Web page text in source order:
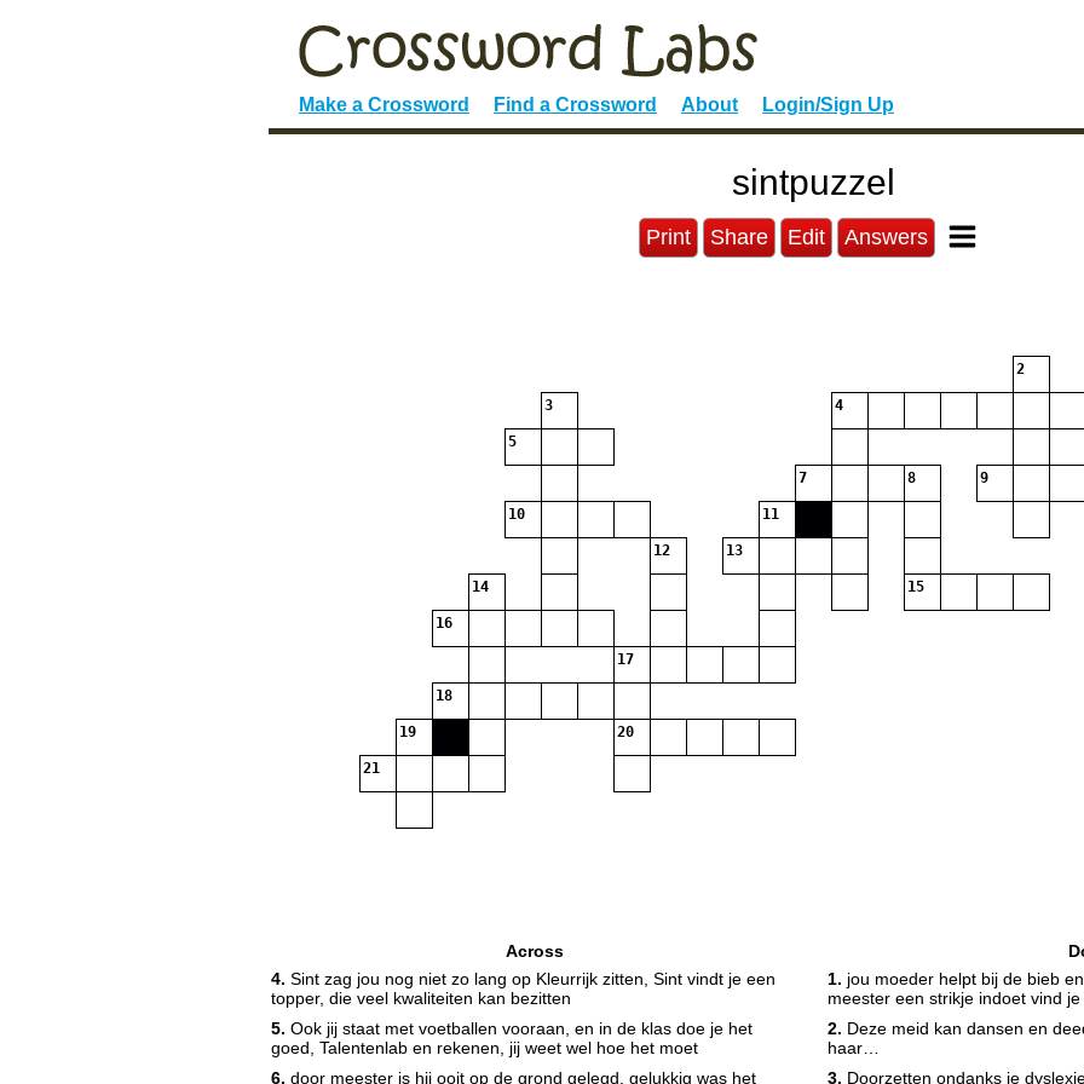
Make a Crossword Find a Crossword About Login/Sign Up
sintpuzzel
Print Share Edit Answers
2
3 4
5
7 8 9
10 11
12 13
14 15
16
17
18
19 20
21
Across
4. Sint zag jou nog niet zo lang op Kleurrijk zitten, Sint vindt je een
topper, die veel kwaliteiten kan bezitten
5. Ook jij staat met voetballen vooraan, en in de klas doe je het
goed, Talentenlab en rekenen, jij weet wel hoe het moet
6. door meester is hij ooit op de grond gelegd, gelukkig was het
1. jou moeder helpt bij de bieb
meester een strikje indoet vind
2. Deze meid kan dansen en
haar…
3. Doorzetten ondanks je